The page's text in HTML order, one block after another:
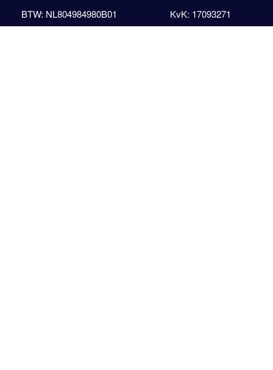
BTW: NL804984980B01
KvK: 17093271